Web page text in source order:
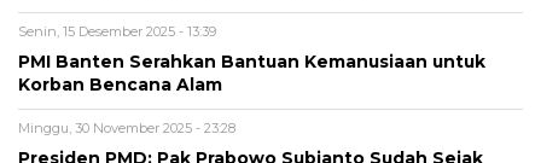
Senin, 15 Desember 2025 - 13:39
PMI Banten Serahkan Bantuan Kemanusiaan untuk
Korban Bencana Alam
Minggu, 30 November 2025 - 23:28
Presiden PMD: Pak Prabowo Subianto Sudah Sejak